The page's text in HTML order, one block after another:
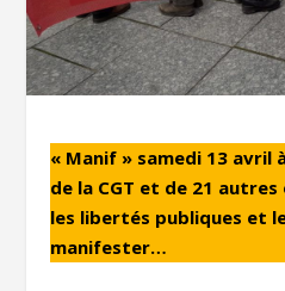
« Manif » samedi 13 avril
de la CGT et de 21
les libertés publiques et
manifester…